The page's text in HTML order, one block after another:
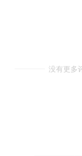
没有更多